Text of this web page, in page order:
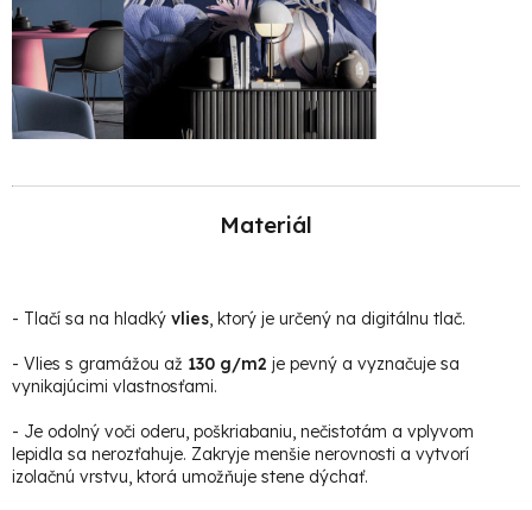
Materiál
- Tlačí sa na hladký vlies, ktorý je určený na digitálnu tlač.
- Vlies s gramážou až 130 g/m2 je pevný a vyznačuje sa
vynikajúcimi vlastnosťami.
- Je odolný voči oderu, poškriabaniu, nečistotám a vplyvom
lepidla sa nerozťahuje. Zakryje menšie nerovnosti a vytvorí
izolačnú vrstvu, ktorá umožňuje stene dýchať.